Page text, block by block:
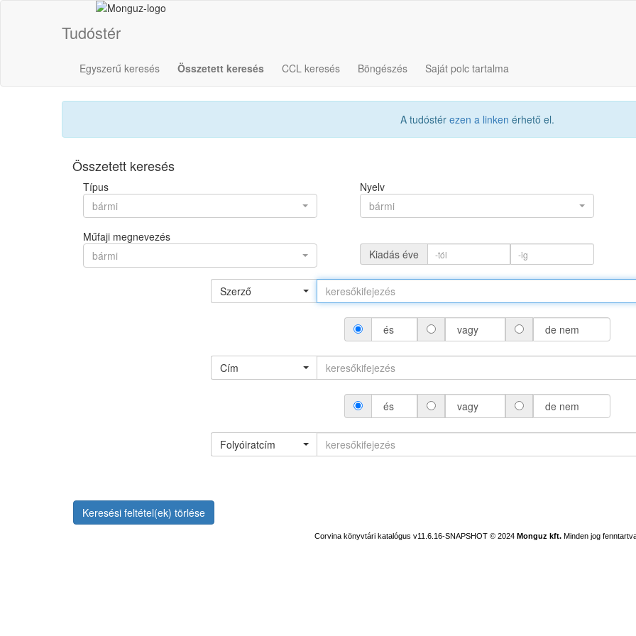
Tudóstér
Egyszerű keresés Összetett keresés CCL keresés Böngészés Saját polc tartalma
A tudóstér ezen a linken érhető el.
Összetett keresés
Típus
bármi
Nyelv
bármi
Műfaji megnevezés
bármi
Kiadás éve
Szerző
és vagy de nem
Cím
és vagy de nem
Folyóiratcím
Keresési feltétel(ek) törlése
Corvina könyvtári katalógus v11.6.16-SNAPSHOT © 2024 Monguz kft. Minden jog